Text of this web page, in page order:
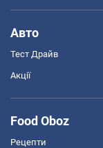
Авто
Тест Драйв
Акції
Food Oboz
Рецепти